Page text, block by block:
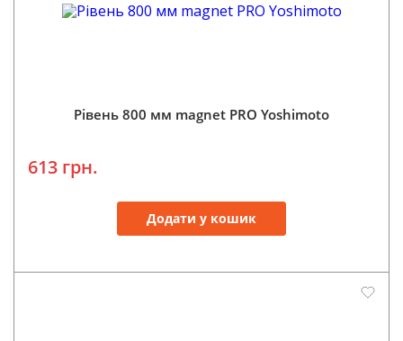
Рівень 800 мм magnet PRO Yoshimoto
613 грн.
Додати у кошик